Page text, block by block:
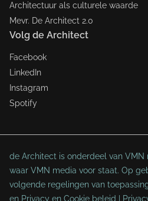
Architectuur als culturele waarde
Mevr. De Architect 2.0
Volg de Architect
Facebook
LinkedIn
Instagram
Spotify
de Architect is onderdeel van VMN
waar VMN media voor staat. Op
volgende regelingen van
en Privacy en Cookie beleid